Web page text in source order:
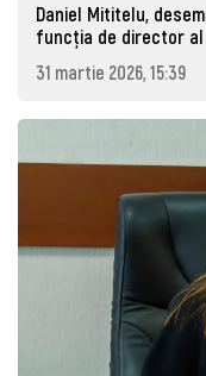
Daniel Mititelu,
funcția de director al
31 martie 2026, 15:39